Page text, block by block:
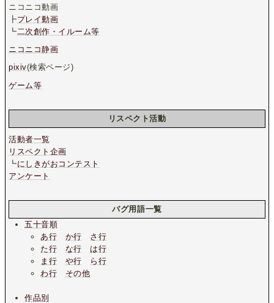
ニコニコ動画
┣プレイ動画
┗二次創作・イルーム等
ニコニコ静画
pixiv(検索ページ)
ゲーム等
リスペクト活動
活動者一覧
リスペクト企画
┗にしきがおコンテスト
アンケート
バグ用語一覧
五十音順
あ行
か行
さ行
た行
な行
は行
ま行
や行
ら行
わ行
その他
作品別